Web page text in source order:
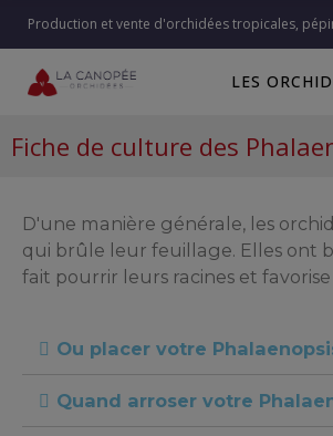
Production et vente d'orchidées tropicales,
LES
Fiche de culture des
D'une manière générale, les
qui brûle leur feuillage. Elles ont
fait pourrir leurs racines et
Ou placer votre
Quand arroser votre